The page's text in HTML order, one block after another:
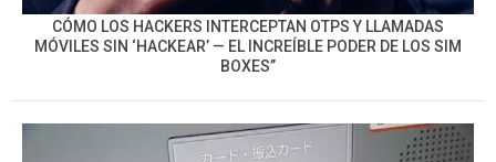
CÓMO LOS HACKERS INTERCEPTAN OTPS Y LLAMADAS
MÓVILES SIN ‘HACKEAR’ — EL INCREÍBLE PODER DE LOS SIM
BOXES”